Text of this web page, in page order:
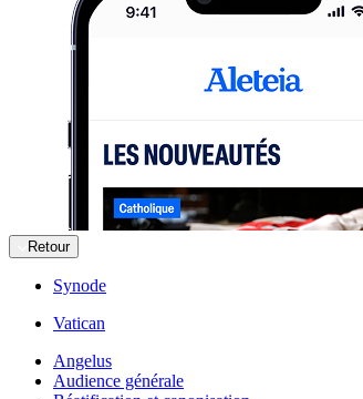
Retour
Synode
Vatican
Angelus
Audience générale